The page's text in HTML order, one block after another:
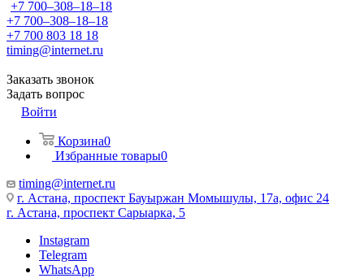
+7 700‒308‒18‒18
+7 700‒308‒18‒18
+7 700 803 18 18
timing@internet.ru
Заказать звонок
Задать вопрос
Войти
Корзина0
Избранные товары0
timing@internet.ru
г. Астана, проспект Бауыржан Момышулы, 17а, офис 24
г. Астана, проспект Сарыарка, 5
Instagram
Telegram
WhatsApp